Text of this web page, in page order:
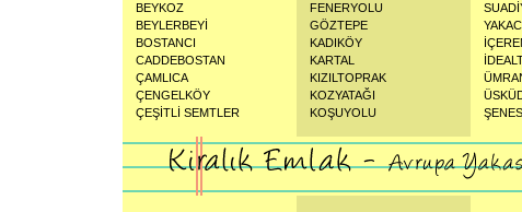
BEYKOZ
BEYLERBEYİ
BOSTANCI
CADDEBOSTAN
ÇAMLICA
ÇENGELKÖY
ÇEŞİTLİ SEMTLER
FENERYOLU
GÖZTEPE
KADIKÖY
KARTAL
KIZILTOPRAK
KOZYATAĞI
KOŞUYOLU